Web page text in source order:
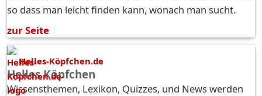
so dass man leicht finden kann, wonach man sucht.
zur Seite
Helles-Köpfchen.de
Helles Köpfchen
Wissensthemen, Lexikon, Quizzes, und News werden